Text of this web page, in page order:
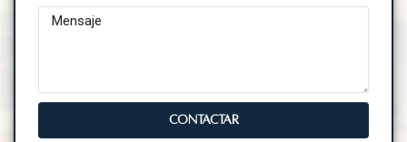
CONTACTAR